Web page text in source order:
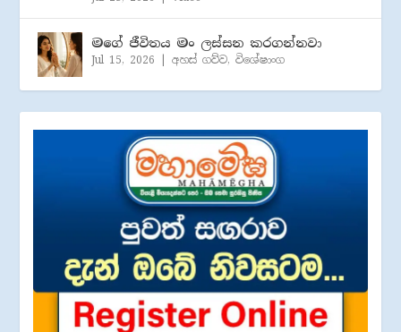
මගේ ජීවිතය මං ලස්සන කරගන්නවා
Jul 15, 2026 |අහස් ගව්ව,විශේෂාංග